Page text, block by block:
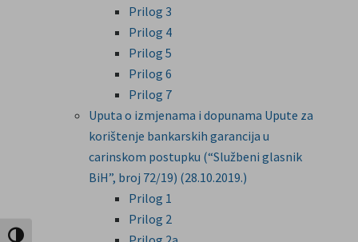
Uključi / isključi visoki kontrast
Prilog 3
Prilog 4
Prilog 5
Prilog 6
Prilog 7
Uputa o izmjenama i dopunama Upute za
korištenje bankarskih garancija u
carinskom postupku (“Službeni glasnik
BiH”, broj 72/19) (28.10.2019.)
Prilog 1
Prilog 2